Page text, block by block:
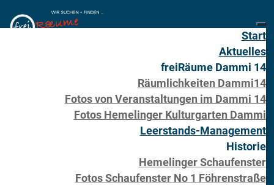
Start
Aktuelles
freiRäume Dammi 14
Räumlichkeiten Dammi14
Fotos von Veranstaltungen im Dammi 14
Fotos Hemelinger Kulturgarten Dammi
Leerstands-Management
Historie
Hemelinger Schaufenster
Fotos Schaufenster No 1 Föhrenstraße